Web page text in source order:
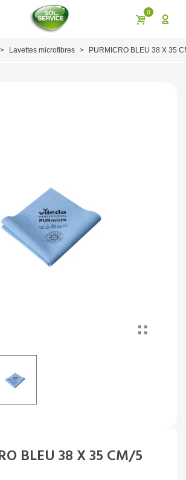
0
> Lavettes microfibres > PURMICRO BLEU 38 X 35
BLEU 38 X 35 CM/5